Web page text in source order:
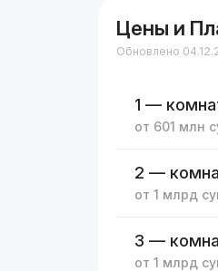
Цены и
Обновлено
1 —
от 601 млн
2 —
от1 млрд
3 —
от1 млрд